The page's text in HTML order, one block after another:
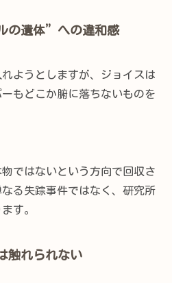
の遺体”への違和感
ようとしますが、ジョイスは
もどこか腑に落ちないものを
ではないという方向で回収さ
る失踪事件ではなく、研究所
す。
触れられない